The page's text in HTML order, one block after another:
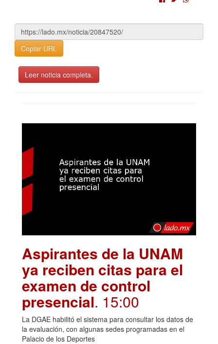
Copiar URL
Leer noticia completa.
Aspirantes de la UNAM
ya reciben citas para el
examen de control
presencial. 15:00
La DGAE habilitó el sistema para consultar los datos de
la evaluación, con algunas sedes programadas en el
Palacio de los Deportes